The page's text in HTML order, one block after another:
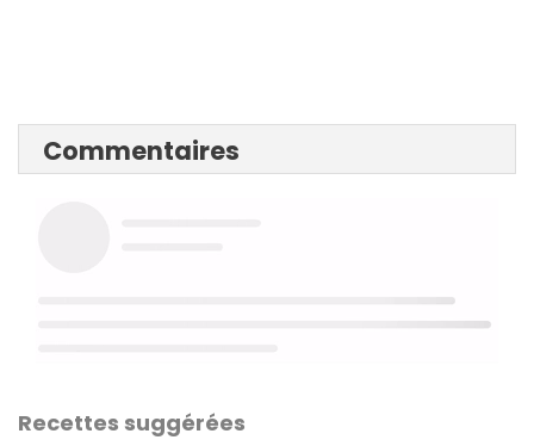
Commentaires
Recettes suggérées